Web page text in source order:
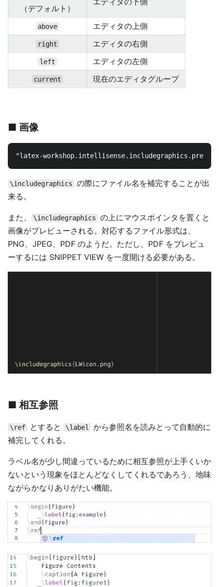
（デフォルト）
above エディタの上側
right エディタの右側
left エディタの左側
current 現在のエディタグループ
■ 画像
"latex-
\includegraphics
の際にファイル名を補完することが出
来る。
また、 \includegraphics
の上にマウスポインタを置くと
画像がプレビューされる。対応するファイル形式は、
PNG、JPEG、PDF のようだ。ただし、PDF をプレビュ
ーするには SNIPPET VIEW を一度開ける必要がある。
■ 相互参照
\ref とすると \label
から参照名を読みとって自動的に
補完してくれる。
ラベル名が少し間違っているために相互参照が上手くいか
ないという現象をほとんどなくしてくれるであろう、地味
ながらかなりありがたい機能。